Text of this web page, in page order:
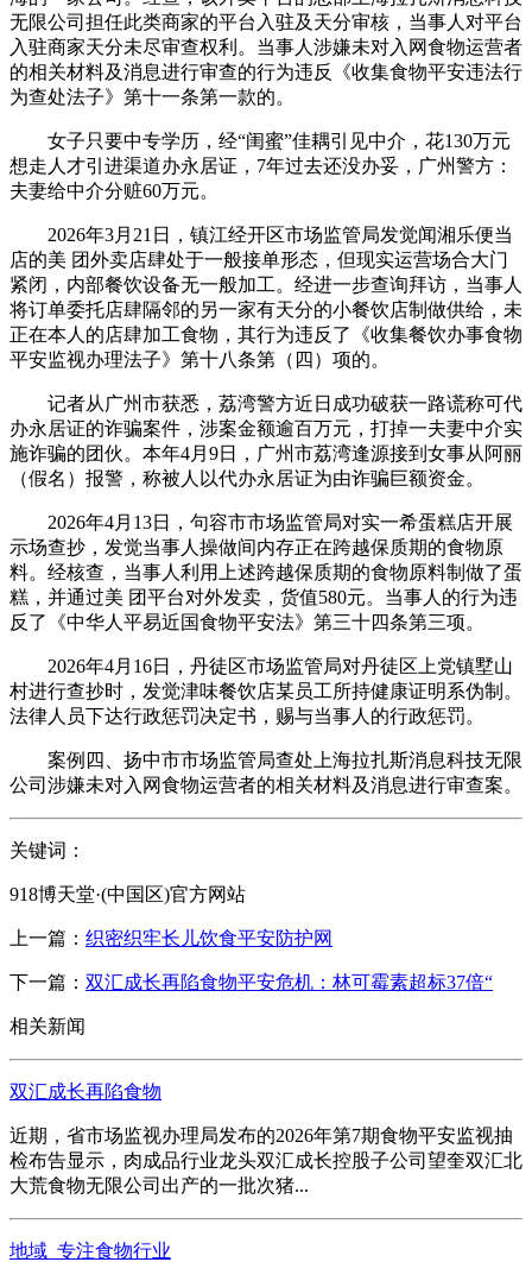
无限公司担任此类商家的平台入驻及天分审核，当事人对平台
入驻商家天分未尽审查权利。当事人涉嫌未对入网食物运营者
的相关材料及消息进行审查的行为违反《收集食物平安违法行
为查处法子》第十一条第一款的。
女子只要中专学历，经“闺蜜”佳耦引见中介，花130万元
想走人才引进渠道办永居证，7年过去还没办妥，广州警方：
夫妻给中介分赃60万元。
2026年3月21日，镇江经开区市场监管局发觉闻湘乐便当
店的美 团外卖店肆处于一般接单形态，但现实运营场合大门
紧闭，内部餐饮设备无一般加工。经进一步查询拜访，当事人
将订单委托店肆隔邻的另一家有天分的小餐饮店制做供给，未
正在本人的店肆加工食物，其行为违反了《收集餐饮办事食物
平安监视办理法子》第十八条第（四）项的。
记者从广州市获悉，荔湾警方近日成功破获一路谎称可代
办永居证的诈骗案件，涉案金额逾百万元，打掉一夫妻中介实
施诈骗的团伙。本年4月9日，广州市荔湾逢源接到女事从阿丽
（假名）报警，称被人以代办永居证为由诈骗巨额资金。
2026年4月13日，句容市市场监管局对实一希蛋糕店开展
示场查抄，发觉当事人操做间内存正在跨越保质期的食物原
料。经核查，当事人利用上述跨越保质期的食物原料制做了蛋
糕，并通过美 团平台对外发卖，货值580元。当事人的行为违
反了《中华人平易近国食物平安法》第三十四条第三项。
2026年4月16日，丹徒区市场监管局对丹徒区上党镇墅山
村进行查抄时，发觉津味餐饮店某员工所持健康证明系伪制。
法律人员下达行政惩罚决定书，赐与当事人的行政惩罚。
案例四、扬中市市场监管局查处上海拉扎斯消息科技无限
公司涉嫌未对入网食物运营者的相关材料及消息进行审查案。
关键词：
918博天堂·(中国区)官方网站
上一篇： 织密织牢长儿饮食平安防护网
下一篇： 双汇成长再陷食物平安危机：林可霉素超标37倍“
相关新闻
双汇成长再陷食物
近期，省市场监视办理局发布的2026年第7期食物平安监视抽
检布告显示，肉成品行业龙头双汇成长控股子公司望奎双汇北
大荒食物无限公司出产的一批次猪...
地域_专注食物行业